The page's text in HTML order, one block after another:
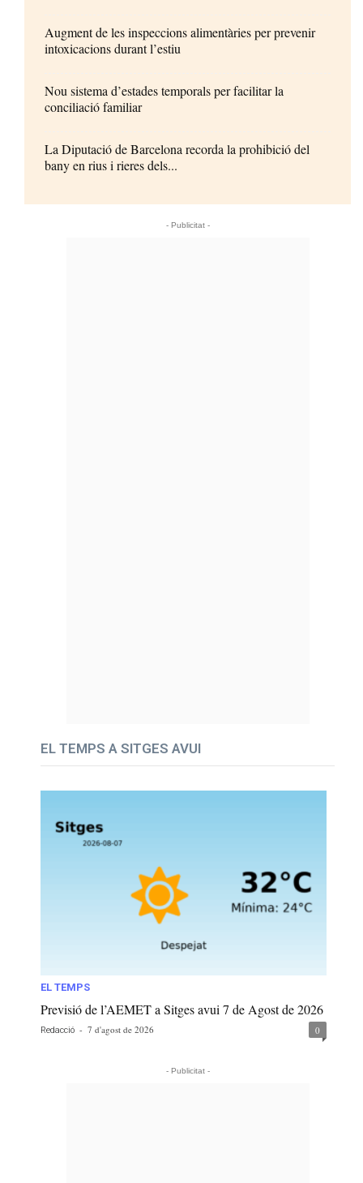
Augment de les inspeccions alimentàries per prevenir
intoxicacions durant l’estiu
Nou sistema d’estades temporals per facilitar la
conciliació familiar
La Diputació de Barcelona recorda la prohibició del
bany en rius i rieres dels...
- Publicitat -
EL TEMPS A SITGES AVUI
EL TEMPS
Previsió de l’AEMET a Sitges avui 7 de Agost de 2026
Redacció - 7 d'agost de 2026 0
- Publicitat -